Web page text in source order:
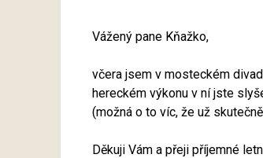
Vážený pane Kňažko,
včera jsem v mosteckém
hereckém výkonu v ní jste
(možná o to víc, že už
Děkuji Vám a přeji příjemné